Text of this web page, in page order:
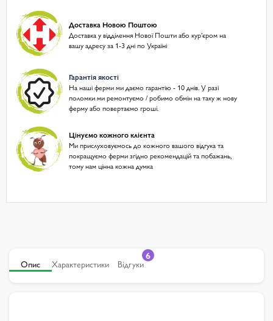
Доставка Новою Поштою
Доставка у відділення Нової Пошти або курʼєром на
вашу адресу за 1-3 дні по Україні
Гарантія якості
На наші ферми ми даємо гарантію - 10 днів. У разі
поломки ми ремонтуємо / робимо обмін на таку ж нову
ферму або повертаємо гроші.
Цінуємо кожного клієнта
Ми прислуховуємось до кожного вашого відгука та
покращуємо ферми згідно рекомендацій та побажань,
тому нам цінна кожна думка
Опис Характеристики Відгуки
6